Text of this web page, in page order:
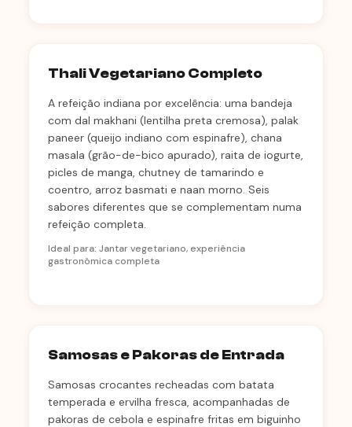
Thali Vegetariano Completo
A refeição indiana por excelência: uma bandeja
com dal makhani (lentilha preta cremosa), palak
paneer (queijo indiano com espinafre), chana
masala (grão-de-bico apurado), raita de iogurte,
picles de manga, chutney de tamarindo e
coentro, arroz basmati e naan morno. Seis
sabores diferentes que se complementam numa
refeição completa.
Ideal para: Jantar vegetariano, experiência
gastronômica completa
Samosas e Pakoras de Entrada
Samosas crocantes recheadas com batata
temperada e ervilha fresca, acompanhadas de
pakoras de cebola e espinafre fritas em biguinho